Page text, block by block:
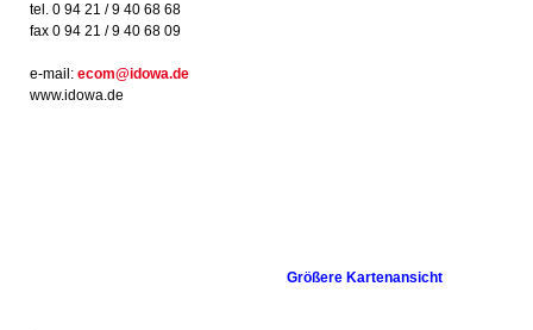
tel. 0 94 21 / 9 40 68 68
fax 0 94 21 / 9 40 68 09
e-mail: ecom@idowa.de
www.idowa.de
Größere Kartenansicht